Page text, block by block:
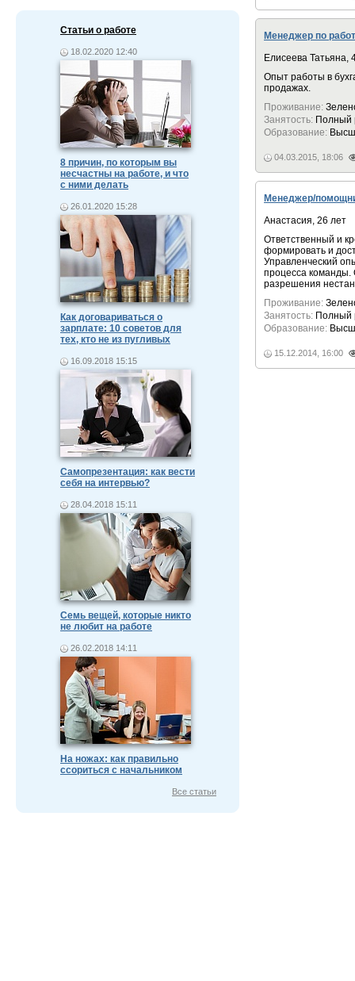
Статьи о работе
18.02.2020 12:40
8 причин, по которым вы
несчастны на работе, и что
с ними делать
26.01.2020 15:28
Как договариваться о
зарплате: 10 советов для
тех, кто не из пугливых
16.09.2018 15:15
Самопрезентация: как вести
себя на интервью?
28.04.2018 15:11
Семь вещей, которые никто
не любит на работе
26.02.2018 14:11
На ножах: как правильно
ссориться с начальником
Все статьи
Менеджер по
Елисеева Татьяна,
Опыт работы в
продажах.
Проживание:
Занятость: Полный
Образование:
04.03.2015, 18:06
Менеджер/
Анастасия, 26 лет
Ответственный и
формировать и
Управленческий
процесса команды.
разрешения
Проживание:
Занятость: Полный
Образование:
15.12.2014, 16:00